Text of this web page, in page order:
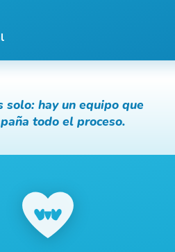
solo: hay un equipo que
todo el proceso.